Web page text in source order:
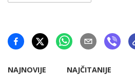
NAJNOVIJE NAJČITANIJE